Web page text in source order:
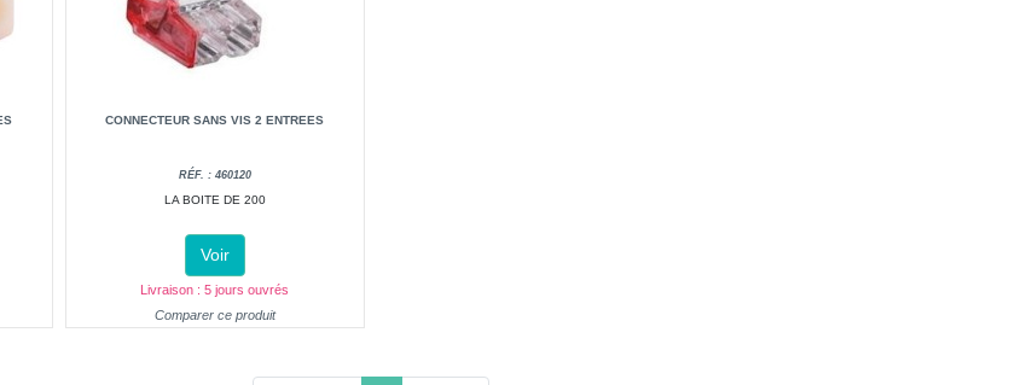
CONNECTEUR SANS VIS 2 ENTREES
RÉF. : 460120
LA BOITE DE 200
Voir
Livraison : 5 jours ouvrés
Comparer ce produit